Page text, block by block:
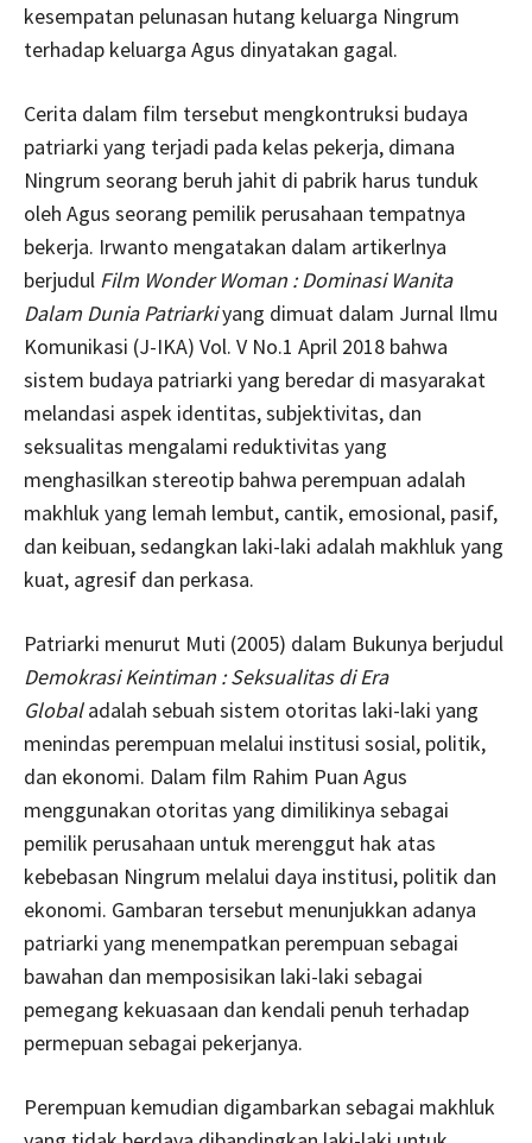
kesempatan pelunasan hutang keluarga Ningrum
terhadap keluarga Agus dinyatakan gagal.
Cerita dalam film tersebut mengkontruksi budaya
patriarki yang terjadi pada kelas pekerja, dimana
Ningrum seorang beruh jahit di pabrik harus tunduk
oleh Agus seorang pemilik perusahaan tempatnya
bekerja. Irwanto mengatakan dalam artikerlnya
berjudul Film Wonder Woman : Dominasi Wanita
Dalam Dunia Patriarkiyang dimuat dalam Jurnal Ilmu
Komunikasi (J-IKA) Vol. V No.1 April 2018 bahwa
sistem budaya patriarki yang beredar di masyarakat
melandasi aspek identitas, subjektivitas, dan
seksualitas mengalami reduktivitas yang
menghasilkan stereotip bahwa perempuan adalah
makhluk yang lemah lembut, cantik, emosional, pasif,
dan keibuan, sedangkan laki-laki adalah makhluk yang
kuat, agresif dan perkasa.
Patriarki menurut Muti (2005) dalam Bukunya berjudul
Demokrasi Keintiman : Seksualitas di Era
Globaladalah sebuah sistem otoritas laki-laki yang
menindas perempuan melalui institusi sosial, politik,
dan ekonomi. Dalam film Rahim Puan Agus
menggunakan otoritas yang dimilikinya sebagai
pemilik perusahaan untuk merenggut hak atas
kebebasan Ningrum melalui daya institusi, politik dan
ekonomi. Gambaran tersebut menunjukkan adanya
patriarki yang menempatkan perempuan sebagai
bawahan dan memposisikan laki-laki sebagai
pemegang kekuasaan dan kendali penuh terhadap
permepuan sebagai pekerjanya.
Perempuan kemudian digambarkan sebagai makhluk